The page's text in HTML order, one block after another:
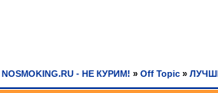
- НЕ КУРИМ! » Off Topic »